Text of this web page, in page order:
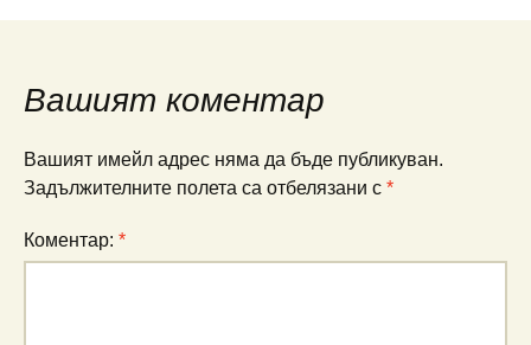
Вашият коментар
Вашият имейл адрес няма да бъде публикуван.
Задължителните полета са отбелязани с *
Коментар: *